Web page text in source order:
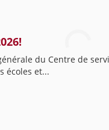
du Centre de
écoles et...